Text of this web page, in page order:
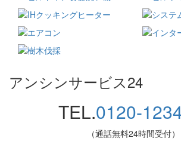
アンシンサービス24
TEL.0120-
（通話無料24時間受付）